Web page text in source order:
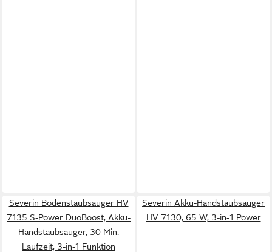
Severin Bodenstaubsauger HV
7135 S-Power DuoBoost, Akku-
Handstaubsauger, 30 Min.
Laufzeit, 3-in-1 Funktion
Severin Akku-Handstaubsauger
HV 7130, 65 W, 3-in-1 Power